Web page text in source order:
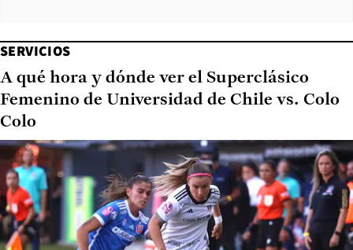
SERVICIOS
A qué hora y dónde ver el Superclásico
Femenino de Universidad de Chile vs. Colo
Colo